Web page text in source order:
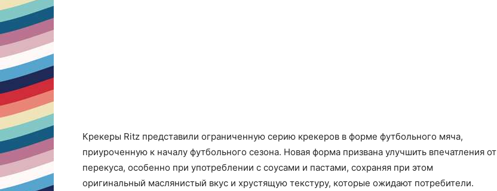
Крекеры Ritz представили ограниченную серию крекеров в форме футбольного мяча,
приуроченную к началу футбольного сезона. Новая форма призвана улучшить впечатления от
перекуса, особенно при употреблении с соусами и пастами, сохраняя при этом
оригинальный маслянистый вкус и хрустящую текстуру, которые ожидают потребители.